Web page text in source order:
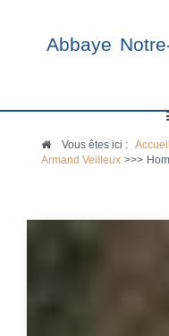
Abbaye
Vous êtes ici :Accueil
Armand Veilleux >>>